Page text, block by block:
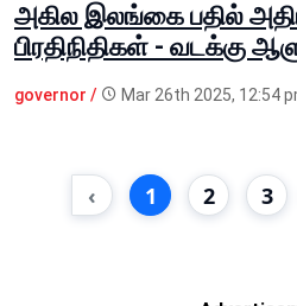
அகில இலங்கை பதில்
பிரதிநிதிகள் - வடக்கு
governor / Mar 26th 2025, 12:54
‹ 1 2 3